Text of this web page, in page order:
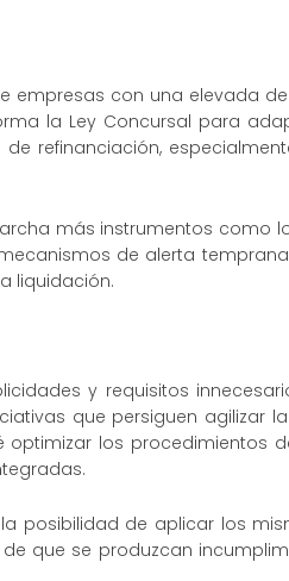
empresas con una elevada
la Ley Concursal para
refinanciación,
más instrumentos como
de alerta
liquidación.
y requisitos
que persiguen agilizar
optimizar los procedimientos
posibilidad de aplicar los
que se produzcan